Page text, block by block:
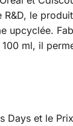
le
upcyclée.
ml, il
Days et le